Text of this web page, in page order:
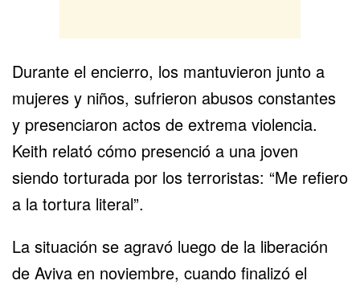
Durante el encierro, los mantuvieron junto a
mujeres y niños, sufrieron abusos constantes
y presenciaron actos de extrema violencia.
Keith relató cómo presenció a una joven
siendo torturada por los terroristas: “Me refiero
a la tortura literal”.
La situación se agravó luego de la liberación
de Aviva en noviembre, cuando finalizó el